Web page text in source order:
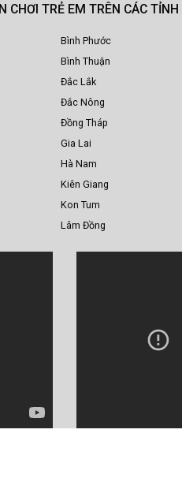
CHƠI TRẺ EM TRÊN CÁC
Bình Phước
Bình Thuận
Đắc Lắk
Đắc Nông
Đồng Tháp
Gia Lai
Hà Nam
Kiên Giang
Kon Tum
Lâm Đồng